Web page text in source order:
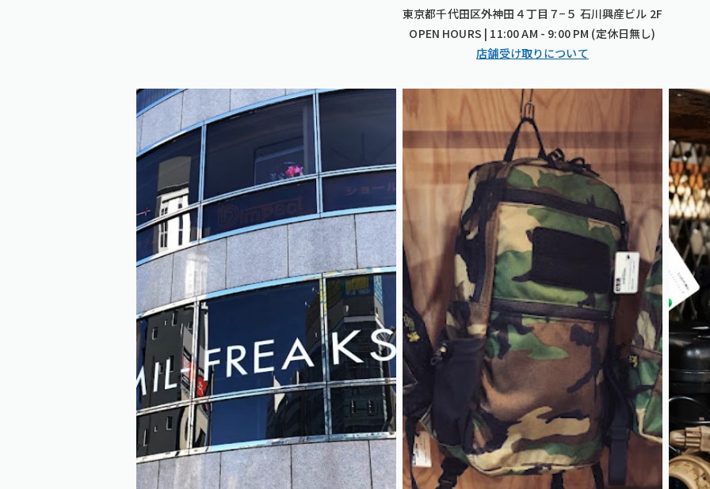
東京都千代田区外神田４丁目７−５ 石川興産ビル 2F
OPEN HOURS | 11:00 AM - 9:00 PM (定休日無し)
店舗受け取りについて